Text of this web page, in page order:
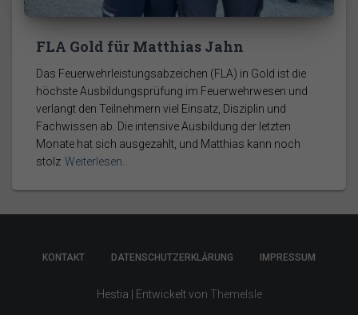
FLA Gold für Matthias Jahn
Das Feuerwehrleistungsabzeichen (FLA) in Gold ist die
höchste Ausbildungsprüfung im Feuerwehrwesen und
verlangt den Teilnehmern viel Einsatz, Disziplin und
Fachwissen ab. Die intensive Ausbildung der letzten
Monate hat sich ausgezahlt, und Matthias kann noch
stolz Weiterlesen…
KONTAKT DATENSCHUTZERKLÄRUNG IMPRESSUM
Hestia | Entwickelt von ThemeIsle